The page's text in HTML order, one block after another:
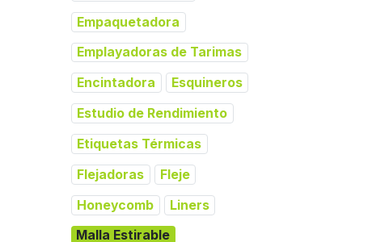
Empaquetadora
Emplayadoras de Tarimas
Encintadora
Esquineros
Estudio de Rendimiento
Etiquetas Térmicas
Flejadoras
Fleje
Honeycomb
Liners
Malla Estirable